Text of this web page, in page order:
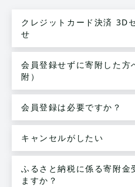
クレジットカード決済 3D
せ
会員登録せずに寄附した方
附）
会員登録は必要ですか？
キャンセルがしたい
ふるさと納税に係る寄附金
ますか？